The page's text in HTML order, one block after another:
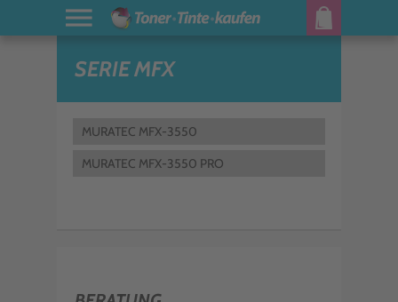
SERIE MFX
MURATEC MFX-3550
MURATEC MFX-3550 PRO